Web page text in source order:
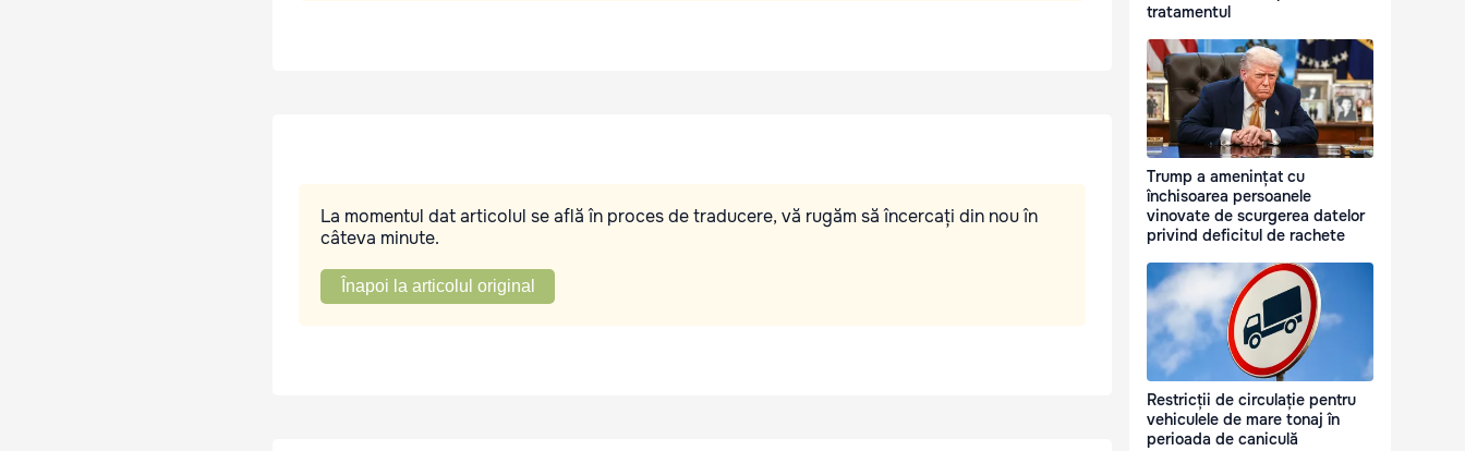
La momentul dat articolul se află în proces de traducere, vă rugăm să încercați din nou în
câteva minute.
Înapoi la articolul original
tratamentul
Trump a amenințat cu
închisoarea persoanele
vinovate de scurgerea datelor
privind deficitul de rachete
Restricții de circulație pentru
vehiculele de mare tonaj în
perioada de caniculă